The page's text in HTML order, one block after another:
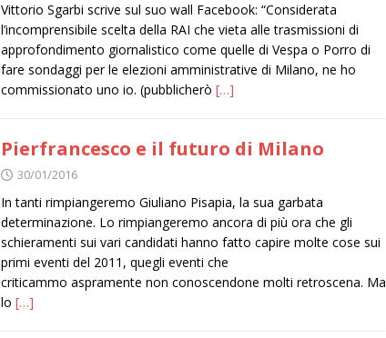
Vittorio Sgarbi scrive sul suo wall Facebook: “Considerata
l’incomprensibile scelta della RAI che vieta alle trasmissioni di
approfondimento giornalistico come quelle di Vespa o Porro di
fare sondaggi per le elezioni amministrative di Milano, ne ho
commissionato uno io. (pubblicherò […]
Pierfrancesco e il futuro di Milano
30/01/2016
In tanti rimpiangeremo Giuliano Pisapia, la sua garbata
determinazione. Lo rimpiangeremo ancora di più ora che gli
schieramenti sui vari candidati hanno fatto capire molte cose sui
primi eventi del 2011, quegli eventi che
criticammo aspramente non conoscendone molti retroscena. Ma
lo […]